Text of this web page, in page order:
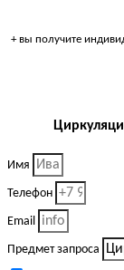
+ вы получите
Имя
Телефон
Email
Предмет запроса